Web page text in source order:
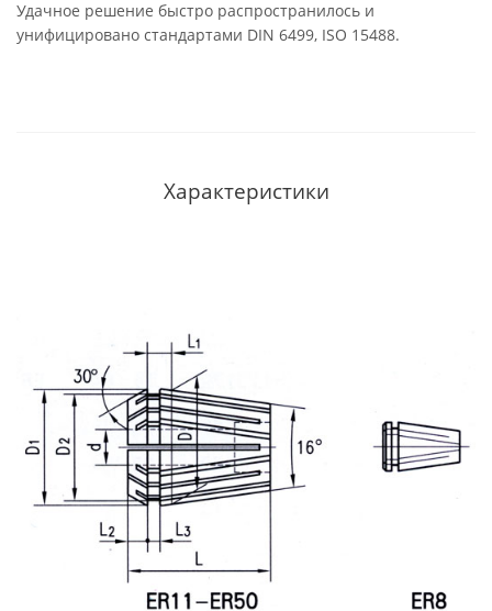
Удачное решение быстро распространилось и
унифицировано стандартами DIN 6499, ISO 15488.
Характеристики